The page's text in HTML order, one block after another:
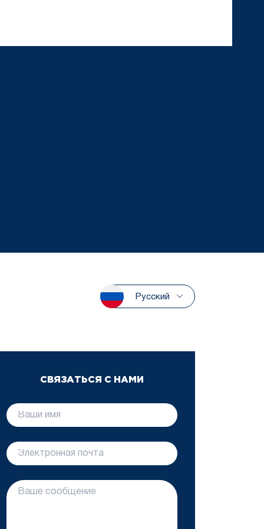
Русский
СВЯЗАТЬСЯ С НАМИ